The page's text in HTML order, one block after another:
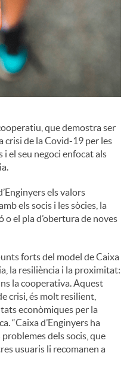
que demostra ser
crisi de la Covid-19 per les
el seu negoci enfocat als
els valors
els socis i les sòcies, la
el pla d’obertura de noves
forts del model de Caixa
la resiliència i la proximitat:
la cooperativa. Aquest
crisi, és molt resilient,
econòmiques per la
“Caixa d’Enginyers ha
dels socis, que
usuaris li recomanen a